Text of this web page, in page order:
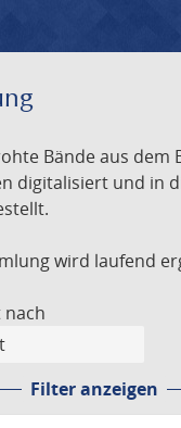
Bände aus dem
digitalisiert und in
wird laufend
Filter anzeigen